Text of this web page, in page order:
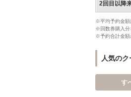
2回目以降
※平均予約金額
※回数券購入分
※予約合計金額
人気の
す